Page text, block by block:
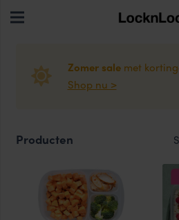
Zomer salemet
Shop nu >
Producten